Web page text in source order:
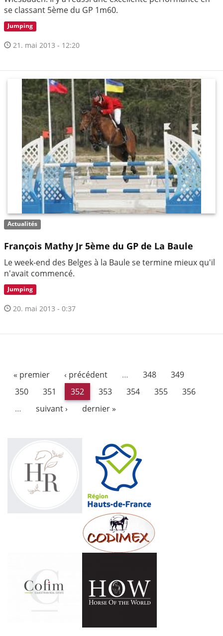
se classant 5ème du GP 1m60.
Jumping
21. mai 2013 - 12:20
Actualités
François Mathy Jr 5ème du GP de La Baule
Le week-end des Belges à la Baule se termine mieux qu'il
n'avait commencé.
Jumping
20. mai 2013 - 0:37
« premier ‹ précédent … 348
349
350
351 352 353 354 355
356
…
suivant › dernier »